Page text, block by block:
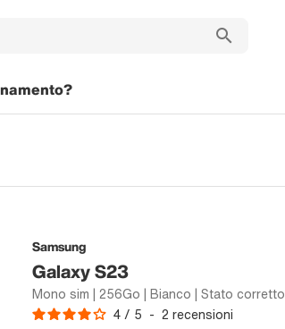
Samsung
Galaxy S23
Mono sim | 256Go | Bianco | Stato corretto
4/ 5 - 2 recensioni